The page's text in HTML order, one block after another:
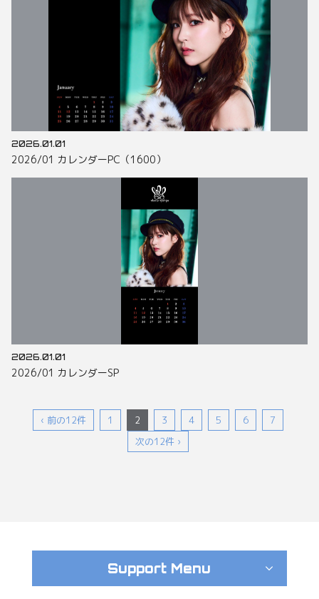
2026.01.01
2026/01 カレンダーPC（1600）
2026.01.01
2026/01 カレンダーSP
‹ 前の12件 1 2 3 4 5 6
7
次の12件 ›
Support Menu